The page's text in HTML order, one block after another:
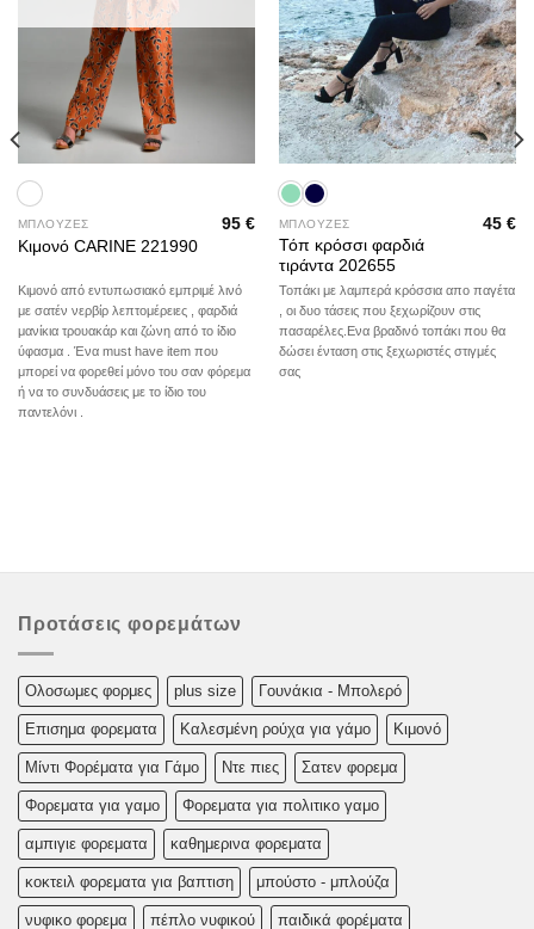
ΜΠΛΟΥΖΕΣ
Κιμονό CARINE 221990
95€
Κιμονό από εντυπωσιακό εμπριμέ λινό
με σατέν νερβίρ λεπτομέρειες , φαρδιά
μανίκια τρουακάρ και ζώνη από το ίδιο
ύφασμα . Ένα must have item που
μπορεί να φορεθεί μόνο του σαν φόρεμα
ή να το συνδυάσεις με το ίδιο του
παντελόνι .
ΜΠΛΟΥΖΕΣ
Τόπ κρόσσι φαρδιά
τιράντα 202655
45€
Τοπάκι με λαμπερά κρόσσια απο παγέτα
, οι δυο τάσεις που ξεχωρίζουν στις
πασαρέλες.Ενα βραδινό τοπάκι που θα
δώσει ένταση στις ξεχωριστές στιγμές
σας
Προτάσεις φορεμάτων
Oλoσωμες φoρμες plus size Γουνάκια - Μπολερό
Επισημα φορεματα Καλεσμένη ρούχα για γάμο Κιμονό
Μίντι Φορέματα για Γάμο Ντε πιες Σατεν φορεμα
Φορεματα για γαμο Φορεματα για πολιτικο γαμο
αμπιγιε φορεματα καθημερινα φορεματα
κοκτειλ φορεματα για βαπτιση μπούστο - μπλούζα
νυφικο φορεμα πέπλο νυφικού παιδικά φορέματα